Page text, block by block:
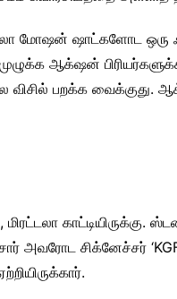
மோஷன் ஷாட்களோட ஒரு
ஆக்‌ஷன்
விசில் பறக்க வைக்குது.
காட்டியிருக்கு.
அவரோட சிக்னேச்சர்